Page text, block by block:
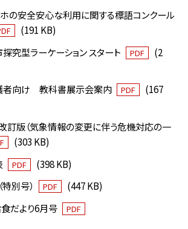
ホの安全安心な利用に関する標語コンクール
(191 KB)
探究型ラーケーション スタート
PDF
(2
者向け 教科書展示会案内
PDF
(167
版（気象情報の変更に伴う危機対応の一
(303 KB)
PDF
(398 KB)
別号）
PDF
(447 KB)
だより6月号
PDF